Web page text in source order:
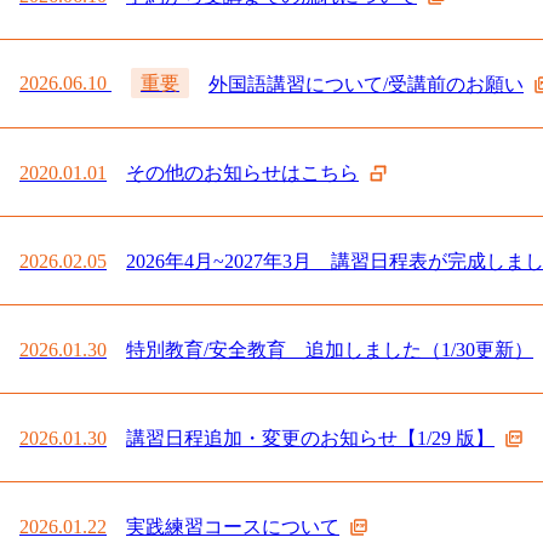
2026.06.10 重要 外国語講習について/受講前のお願い
2020.01.01 その他のお知らせはこちら
2026.02.05 2026年4月~2027年3月 講習日程表が完成しま
2026.01.30 特別教育/安全教育 追加しました（1/30更新）
2026.01.30 講習日程追加・変更のお知らせ【1/29 版】
2026.01.22 実践練習コースについて